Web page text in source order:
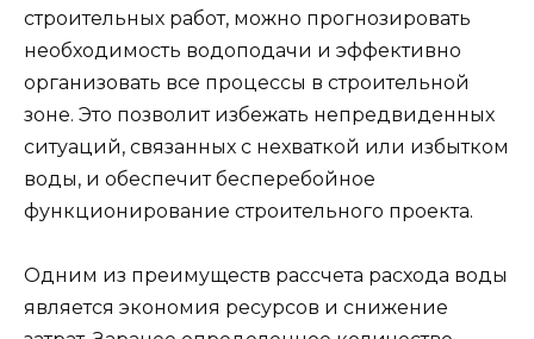
строительных работ, можно прогнозировать
необходимость водоподачи и эффективно
организовать все процессы в строительной
зоне. Это позволит избежать непредвиденных
ситуаций, связанных с нехваткой или избытком
воды, и обеспечит бесперебойное
функционирование строительного проекта.
Одним из преимуществ рассчета расхода воды
является экономия ресурсов и снижение